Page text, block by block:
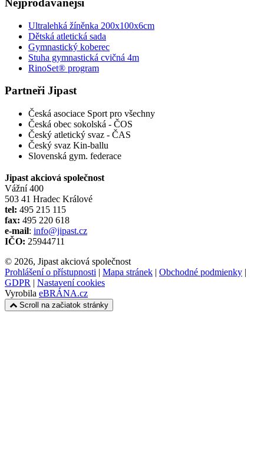
Nejprodávanější
Ultralehká žíněnka 200x100x6cm
Dětská atletická sada
Gymnastický koberec
Stuha gymnastická cvičná 4m
RinoSet® program
Partneři Jipast
Česká asociace Sport pro všechny
Česká obec sokolská - ČOS
Český atletický svaz - ČAS
Český svaz Kin-ballu
Slovenská gym. federace
Jipast akciová společnost
Vážní 400
503 41 Hradec Králové
tel: 495 215 115
fax: 495 220 618
e-mail: info@jipast.cz
IČO: 25944711
© 2026, Jipast akciová společnost
Prohlášení o přístupnosti | Mapa stránek | Obchodné podmienky |
GDPR | Nastavení cookies
Vyrobila eBRÁNA.cz
Scroll na začiatok stránky